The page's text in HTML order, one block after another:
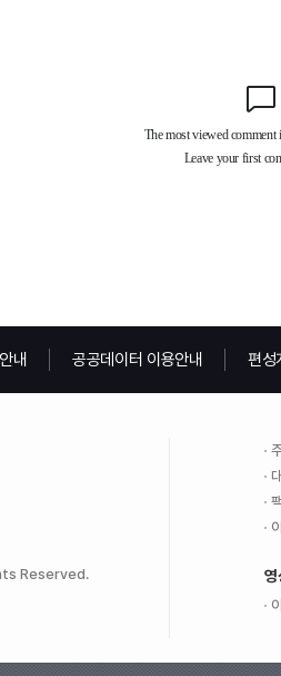
내 공공데이터 이용안내 편성
Reserved. 영